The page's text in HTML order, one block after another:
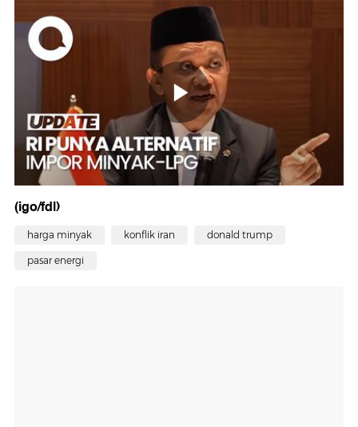
(igo/fdl)
harga minyak konflik iran donald trump
pasar energi